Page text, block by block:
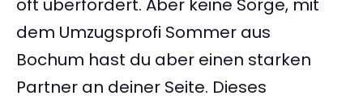
oft überfordert. Aber keine Sorge, mit
dem Umzugsprofi Sommer aus
Bochum hast du aber einen starken
Partner an deiner Seite. Dieses